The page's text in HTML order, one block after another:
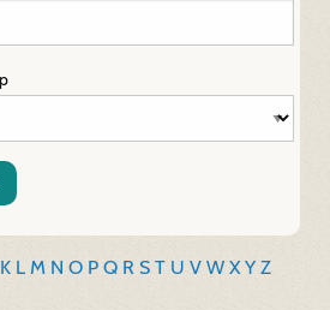
K L M N O P Q R S T U V W XY Z